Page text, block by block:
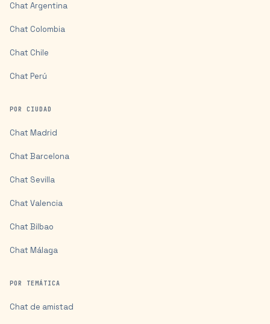
Chat Argentina
Chat Colombia
Chat Chile
Chat Perú
POR CIUDAD
Chat Madrid
Chat Barcelona
Chat Sevilla
Chat Valencia
Chat Bilbao
Chat Málaga
POR TEMÁTICA
Chat de amistad